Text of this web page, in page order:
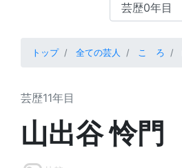
トップ 全ての芸人 こゝろ
芸歴11年目
山出谷 怜門